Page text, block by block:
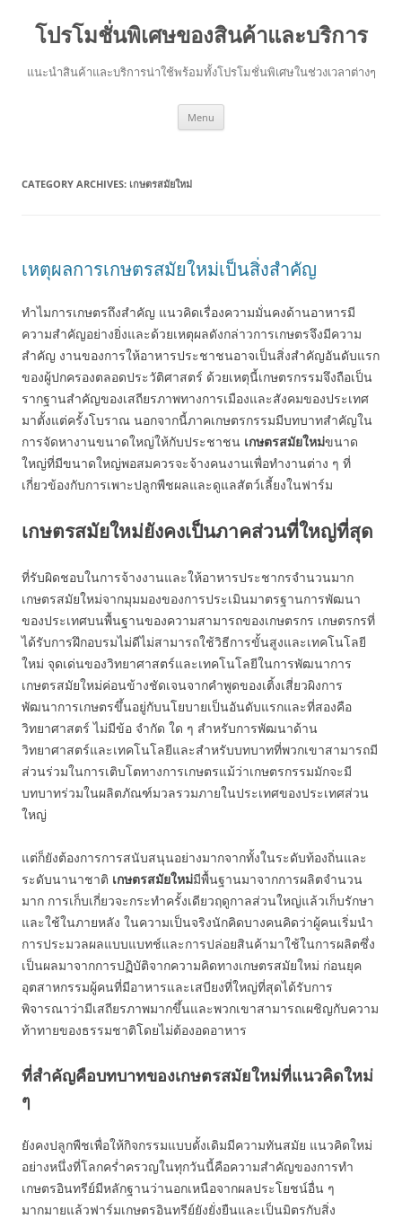
โปรโมชั่นพิเศษของสินค้าและบริการ
แนะนำสินค้าและบริการน่าใช้พร้อมทั้งโปรโมชั่นพิเศษในช่วงเวลาต่างๆ
Menu
CATEGORY ARCHIVES: เกษตรสมัยใหม่
เหตุผลการเกษตรสมัยใหม่เป็นสิ่งสำคัญ
ทำไมการเกษตรถึงสำคัญ แนวคิดเรื่องความมั่นคงด้านอาหารมี
ความสำคัญอย่างยิ่งและด้วยเหตุผลดังกล่าวการเกษตรจึงมีความ
สำคัญ งานของการให้อาหารประชาชนอาจเป็นสิ่งสำคัญอันดับแรก
ของผู้ปกครองตลอดประวัติศาสตร์ ด้วยเหตุนี้เกษตรกรรมจึงถือเป็น
รากฐานสำคัญของเสถียรภาพทางการเมืองและสังคมของประเทศ
มาตั้งแต่ครั้งโบราณ นอกจากนี้ภาคเกษตรกรรมมีบทบาทสำคัญใน
การจัดหางานขนาดใหญ่ให้กับประชาชน เกษตรสมัยใหม่ขนาด
ใหญ่ที่มีขนาดใหญ่พอสมควรจะจ้างคนงานเพื่อทำงานต่าง ๆ ที่
เกี่ยวข้องกับการเพาะปลูกพืชผลและดูแลสัตว์เลี้ยงในฟาร์ม
เกษตรสมัยใหม่ยังคงเป็นภาคส่วนที่ใหญ่ที่สุด
ที่รับผิดชอบในการจ้างงานและให้อาหารประชากรจำนวนมาก
เกษตรสมัยใหม่จากมุมมองของการประเมินมาตรฐานการพัฒนา
ของประเทศบนพื้นฐานของความสามารถของเกษตรกร เกษตรกรที่
ได้รับการฝึกอบรมไม่ดีไม่สามารถใช้วิธีการขั้นสูงและเทคโนโลยี
ใหม่ จุดเด่นของวิทยาศาสตร์และเทคโนโลยีในการพัฒนาการ
เกษตรสมัยใหม่ค่อนข้างชัดเจนจากคำพูดของเติ้งเสี่ยวผิงการ
พัฒนาการเกษตรขึ้นอยู่กับนโยบายเป็นอันดับแรกและที่สองคือ
วิทยาศาสตร์ ไม่มีข้อ จำกัด ใด ๆ สำหรับการพัฒนาด้าน
วิทยาศาสตร์และเทคโนโลยีและสำหรับบทบาทที่พวกเขาสามารถมี
ส่วนร่วมในการเติบโตทางการเกษตรแม้ว่าเกษตรกรรมมักจะมี
บทบาทร่วมในผลิตภัณฑ์มวลรวมภายในประเทศของประเทศส่วน
ใหญ่
แต่ก็ยังต้องการการสนับสนุนอย่างมากจากทั้งในระดับท้องถิ่นและ
ระดับนานาชาติ เกษตรสมัยใหม่มีพื้นฐานมาจากการผลิตจำนวน
มาก การเก็บเกี่ยวจะกระทำครั้งเดียวฤดูกาลส่วนใหญ่แล้วเก็บรักษา
และใช้ในภายหลัง ในความเป็นจริงนักคิดบางคนคิดว่าผู้คนเริ่มนำ
การประมวลผลแบบแบทช์และการปล่อยสินค้ามาใช้ในการผลิตซึ่ง
เป็นผลมาจากการปฏิบัติจากความคิดทางเกษตรสมัยใหม่ ก่อนยุค
อุตสาหกรรมผู้คนที่มีอาหารและเสบียงที่ใหญ่ที่สุดได้รับการ
พิจารณาว่ามีเสถียรภาพมากขึ้นและพวกเขาสามารถเผชิญกับความ
ท้าทายของธรรมชาติโดยไม่ต้องอดอาหาร
ที่สำคัญคือบทบาทของเกษตรสมัยใหม่ที่แนวคิดใหม่
ๆ
ยังคงปลูกพืชเพื่อให้กิจกรรมแบบดั้งเดิมมีความทันสมัย แนวคิดใหม่
อย่างหนึ่งที่โลกคร่ำครวญในทุกวันนี้คือความสำคัญของการทำ
เกษตรอินทรีย์มีหลักฐานว่านอกเหนือจากผลประโยชน์อื่น ๆ
มากมายแล้วฟาร์มเกษตรอินทรีย์ยังยั่งยืนและเป็นมิตรกับสิ่ง